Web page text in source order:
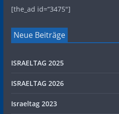
[the_ad id=“3475″]
Neue Beiträge
ISRAELTAG 2025
ISRAELTAG 2026
Israeltag 2023